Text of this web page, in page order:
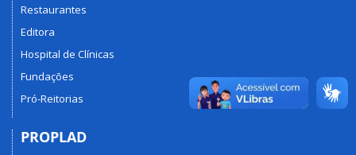
Restaurantes
Editora
Hospital de Clínicas
Fundações
Pró-Reitorias
PROPLAD